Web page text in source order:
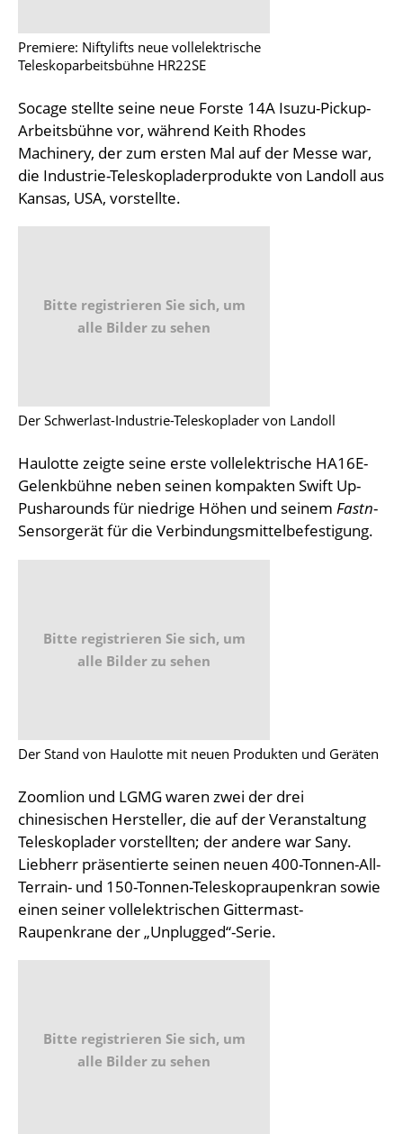
Premiere: Niftylifts neue vollelektrische
Teleskoparbeitsbühne HR22SE
Socage stellte seine neue Forste 14A Isuzu-Pickup-
Arbeitsbühne vor, während Keith Rhodes
Machinery, der zum ersten Mal auf der Messe war,
die Industrie-Teleskopladerprodukte von Landoll aus
Kansas, USA, vorstellte.
Bitte registrieren Sie sich, um
alle Bilder zu sehen
Der Schwerlast-Industrie-Teleskoplader von Landoll
Haulotte zeigte seine erste vollelektrische HA16E-
Gelenkbühne neben seinen kompakten Swift Up-
Pusharounds für niedrige Höhen und seinem Fastn-
Sensorgerät für die Verbindungsmittelbefestigung.
Bitte registrieren Sie sich, um
alle Bilder zu sehen
Der Stand von Haulotte mit neuen Produkten und Geräten
Zoomlion und LGMG waren zwei der drei
chinesischen Hersteller, die auf der Veranstaltung
Teleskoplader vorstellten; der andere war Sany.
Liebherr präsentierte seinen neuen 400-Tonnen-All-
Terrain- und 150-Tonnen-Teleskopraupenkran sowie
einen seiner vollelektrischen Gittermast-
Raupenkrane der „Unplugged“-Serie.
Bitte registrieren Sie sich, um
alle Bilder zu sehen